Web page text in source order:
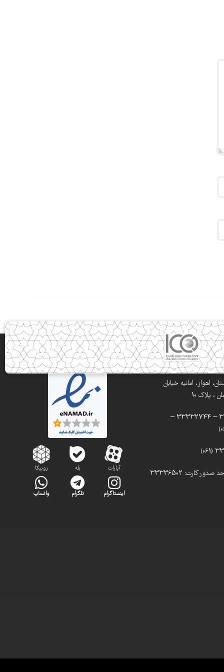
اهواز، امانیه خیابان
، پلاک 10
تلفن: 33332900 – 33332744 –
تلفن مستقیم واحد صدور کارت: 33336502 آپارات بله روبیکا
اینستاگرام تلگرام واتساپ